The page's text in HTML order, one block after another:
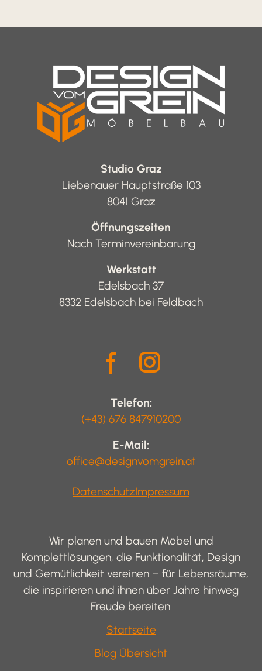
Studio Graz
Liebenauer Hauptstraße 103
8041 Graz
Öffnungszeiten
Nach Terminvereinbarung
Werkstatt
Edelsbach 37
8332 Edelsbach bei Feldbach
Telefon:
(+43) 676 847910200
E-Mail:
office@designvomgrein.at
DatenschutzImpressum
Wir planen und bauen Möbel und
Komplettlösungen, die Funktionalität, Design
und Gemütlichkeit vereinen – für Lebensräume,
die inspirieren und ihnen über Jahre hinweg
Freude bereiten.
Startseite
Blog Übersicht